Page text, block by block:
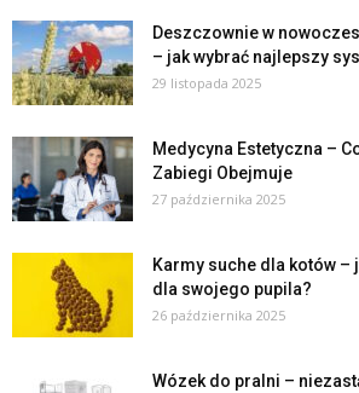
Deszczownie w
– jak wybrać najlepszy
29 listopada 2025
Medycyna Estetyczna –
Zabiegi Obejmuje
27 października 2025
Karmy suche dla kotów –
dla swojego pupila?
26 października 2025
Wózek do pralni –